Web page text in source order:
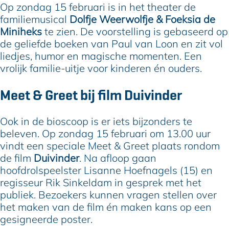
Op zondag 15 februari is in het theater de
familiemusical Dolfje Weerwolfje & Foeksia de
Miniheks te zien. De voorstelling is gebaseerd op
de geliefde boeken van Paul van Loon en zit vol
liedjes, humor en magische momenten. Een
vrolijk familie-uitje voor kinderen én ouders.
Meet & Greet bij film Duivinder
Ook in de bioscoop is er iets bijzonders te
beleven. Op zondag 15 februari om 13.00 uur
vindt een speciale Meet & Greet plaats rondom
de film Duivinder. Na afloop gaan
hoofdrolspeelster Lisanne Hoefnagels (15) en
regisseur Rik Sinkeldam in gesprek met het
publiek. Bezoekers kunnen vragen stellen over
het maken van de film én maken kans op een
gesigneerde poster.